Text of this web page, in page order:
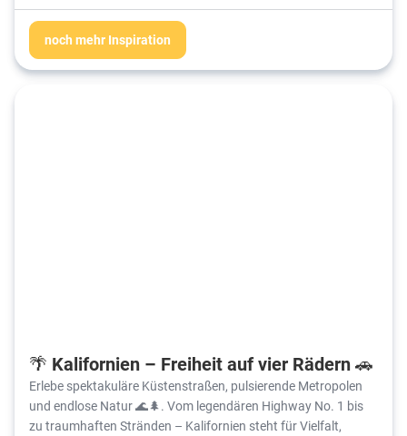
noch mehr Inspiration
🌴 Kalifornien – Freiheit auf vier Rädern 🚗
Erlebe spektakuläre Küstenstraßen, pulsierende Metropolen
und endlose Natur 🌊🌲. Vom legendären Highway No. 1 bis
zu traumhaften Stränden – Kalifornien steht für Vielfalt,